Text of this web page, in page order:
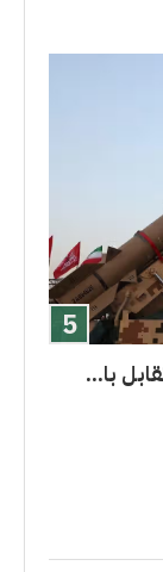
با...